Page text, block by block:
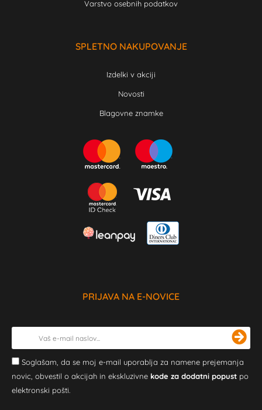
Varstvo osebnih podatkov
SPLETNO NAKUPOVANJE
Izdelki v akciji
Novosti
Blagovne znamke
PRIJAVA NA E-NOVICE
Soglašam, da se moj e-mail uporablja za namene prejemanja
novic, obvestil o akcijah in ekskluzivne kode za dodatni popust po
elektronski pošti.